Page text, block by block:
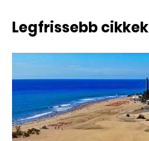
Legfrissebb cikkek